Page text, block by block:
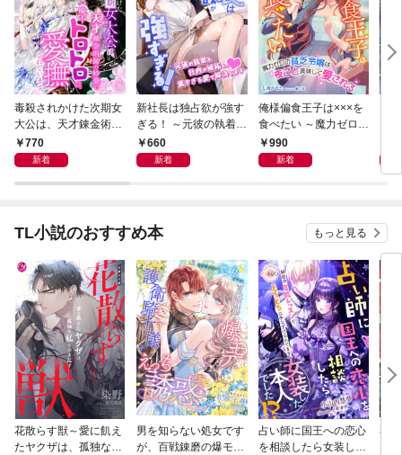
毒殺されかけた次期女
大公は、天才錬金術師
の妙薬で一晩中トロト
ロに愛撫されています
770
新着
新社長は独占欲が強す
ぎる！ ～元彼の執着も
社内の嫉妬も、重すぎ
る愛で解決します～
660
新着
俺様偏食王子は×××を
食べたい ～魔力ゼロの
貧乏令嬢は夜ごと美味
しく愛される～
990
新着
失
ま
TL小説のおすすめ本 もっと見る
花散らす獣～愛に飢え
たヤクザは、孤独な私
男を知らない処女です
が、百戦錬磨の爆モテ
占い師に国王への恋心
を相談したら女装した
小